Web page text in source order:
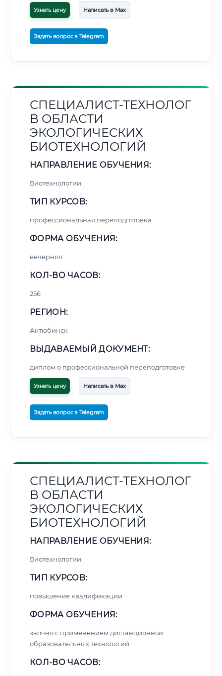
Узнать цену Написать в Max
Задать вопрос в Telegram
СПЕЦИАЛИСТ-ТЕХНОЛОГ
В ОБЛАСТИ
ЭКОЛОГИЧЕСКИХ
БИОТЕХНОЛОГИЙ
НАПРАВЛЕНИЕ ОБУЧЕНИЯ:
Биотехнологии
ТИП КУРСОВ:
профессиональная переподготовка
ФОРМА ОБУЧЕНИЯ:
вечерняя
КОЛ-ВО ЧАСОВ:
256
РЕГИОН:
Актюбинск
ВЫДАВАЕМЫЙ ДОКУМЕНТ:
диплом о профессиональной переподготовке
Узнать цену Написать в Max
Задать вопрос в Telegram
СПЕЦИАЛИСТ-ТЕХНОЛОГ
В ОБЛАСТИ
ЭКОЛОГИЧЕСКИХ
БИОТЕХНОЛОГИЙ
НАПРАВЛЕНИЕ ОБУЧЕНИЯ:
Биотехнологии
ТИП КУРСОВ:
повышение квалификации
ФОРМА ОБУЧЕНИЯ:
заочно с применением дистанционных
образовательных технологий
КОЛ-ВО ЧАСОВ: